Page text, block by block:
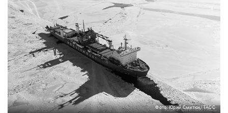
Фото: Юрий Смитюк/ТАСС